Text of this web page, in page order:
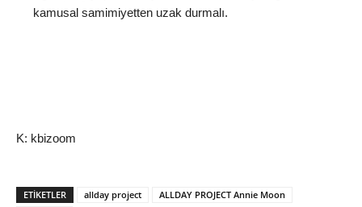
kamusal samimiyetten uzak durmalı.
K: kbizoom
ETIKETLER allday project
ALLDAY PROJECT Annie Moon